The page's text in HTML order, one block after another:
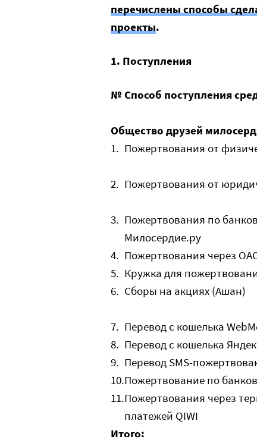
перечислены способы
проекты.
1. Поступления
№ Способ поступления
Общество друзей
1. Пожертвования от
2. Пожертвования от
3. Пожертвования по
Милосердие.ру
4. Пожертвования через
5. Кружка для
6. Сборы на акциях (Ашан)
7. Перевод с кошелька
8. Перевод с кошелька
9. Перевод SMS-
10.Пожертвование по
11.Пожертвования через
платежей QIWI
Итого: